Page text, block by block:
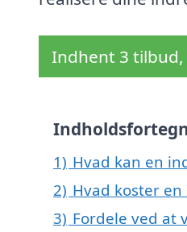
Indhent 3
1) Hvad kan en
2) Hvad koster
3) Fordele ved at